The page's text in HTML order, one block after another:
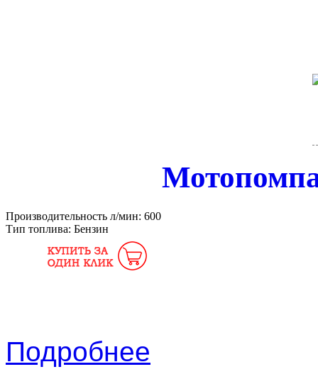
Производительность л/мин: 600
Тип топлива: Бензин
Подробнее